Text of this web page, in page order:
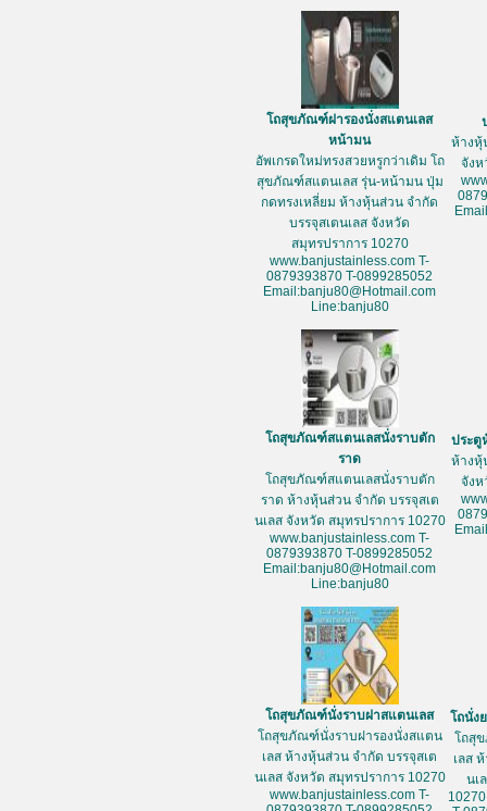
โถสุขภัณฑ์ฝารองนั่งสแตนเลส
หน้ามน
อัพเกรดใหม่ทรงสวยหรูกว่าเดิม โถ
สุขภัณฑ์สแตนเลส รุ่น-หน้ามน ปุ่ม
กดทรงเหลี่ยม ห้างหุ้นส่วน จำกัด
บรรจุสเตนเลส จังหวัด
สมุทรปราการ 10270
www.banjustainless.com T-
0879393870 T-0899285052
Email:banju80@Hotmail.com
Line:banju80
ห้างหุ้
จังห
โถสุขภัณฑ์สแตนเลสนั่งราบตัก
ราด
โถสุขภัณฑ์สแตนเลสนั่งราบตัก
ราด ห้างหุ้นส่วน จำกัด บรรจุสเต
นเลส จังหวัด สมุทรปราการ 10270
www.banjustainless.com T-
0879393870 T-0899285052
Email:banju80@Hotmail.com
Line:banju80
ประตู
ห้างหุ้
จังห
โถสุขภัณฑ์นั่งราบฝาสแตนเลส
โถสุขภัณฑ์นั่งราบฝารองนั่งสแตน
เลส ห้างหุ้นส่วน จำกัด บรรจุสเต
นเลส จังหวัด สมุทรปราการ 10270
www.banjustainless.com T-
โถนั่ง
โถสุ
เลส
นเ